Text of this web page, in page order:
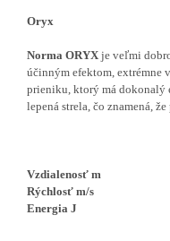
Oryx
Norma ORYX je veľmi
účinným efektom, extrémne
prieniku, ktorý má dokonalý
lepená strela, čo znamená,
Vzdialenosť m
Rýchlosť m/s
Energia J